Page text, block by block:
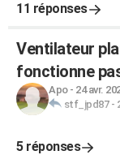
11 réponses
Ventilateur
fonctionne
Apo- 24 avr.
stf_jpd87-
5 réponses